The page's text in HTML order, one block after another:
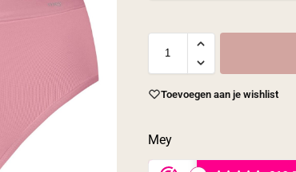
Toevoegen aan je wishlist
Mey